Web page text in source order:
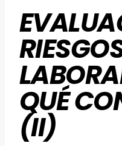
QUÉ
(II)